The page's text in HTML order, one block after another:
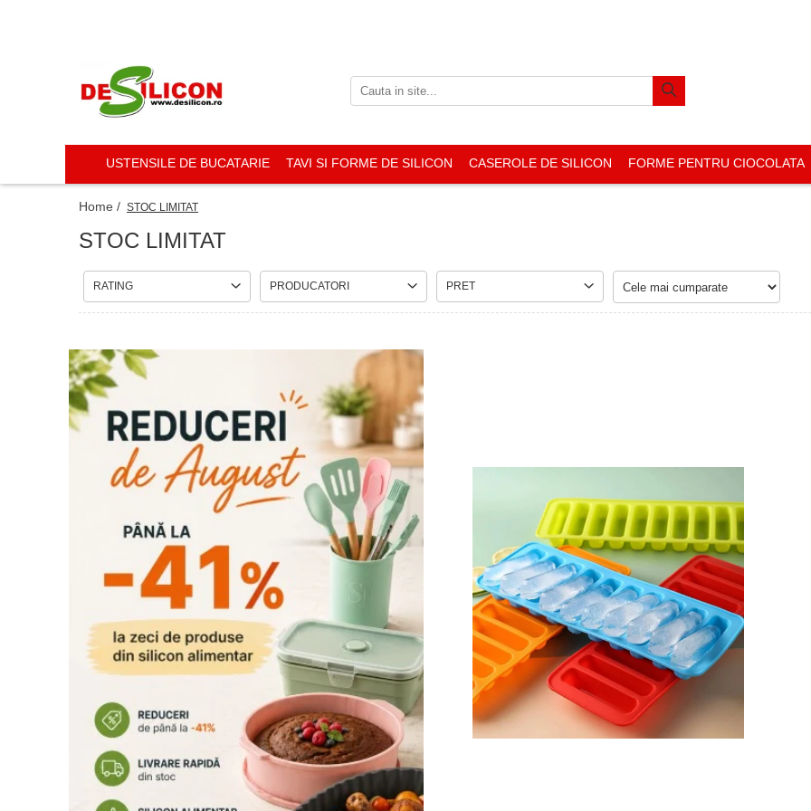
USTENSILE DE BUCATARIE TAVI SI FORME DE SILICON CASEROLE DE SILICON FORME PENTRU CIOCOLATA
Home / STOC LIMITAT
STOC LIMITAT
RATING PRODUCATORI PRET